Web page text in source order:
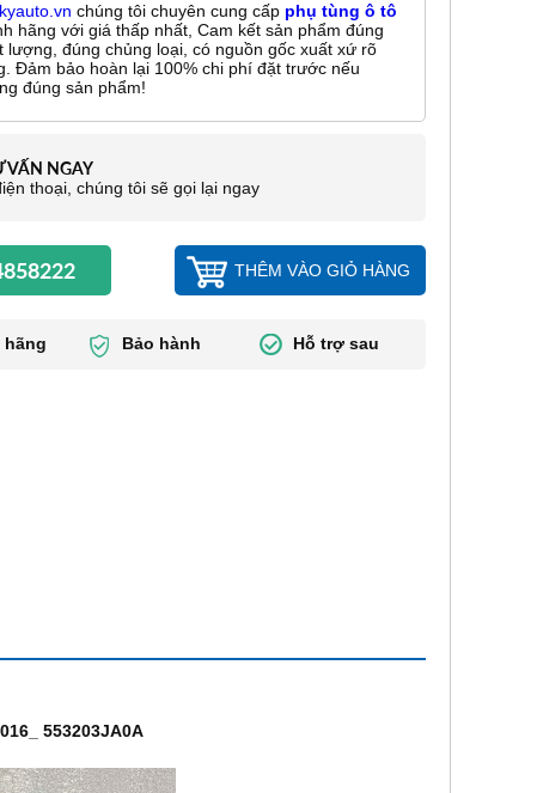
chúng tôi chuyên cung cấp phụ tùng ô tô
hãng với giá thấp nhất, Cam kết sản phẩm đúng
lượng, đúng chủng loại, có nguồn gốc xuất xứ rõ
Đảm bảo hoàn lại 100% chi phí đặt trước nếu
đúng sản phẩm!
VẤN NGAY
thoại, chúng tôi sẽ gọi lại ngay
THÊM VÀO GIỎ HÀNG
hãng Bảo hành Hỗ trợ sau
553203JA0A